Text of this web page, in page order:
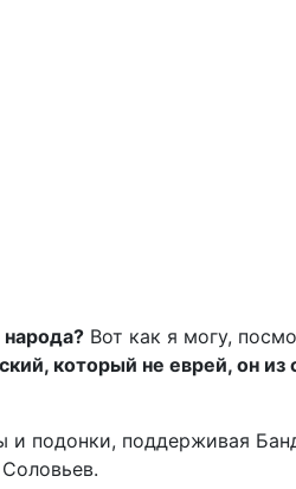
Вот как я могу,
который не еврей, он из
и подонки, поддерживая